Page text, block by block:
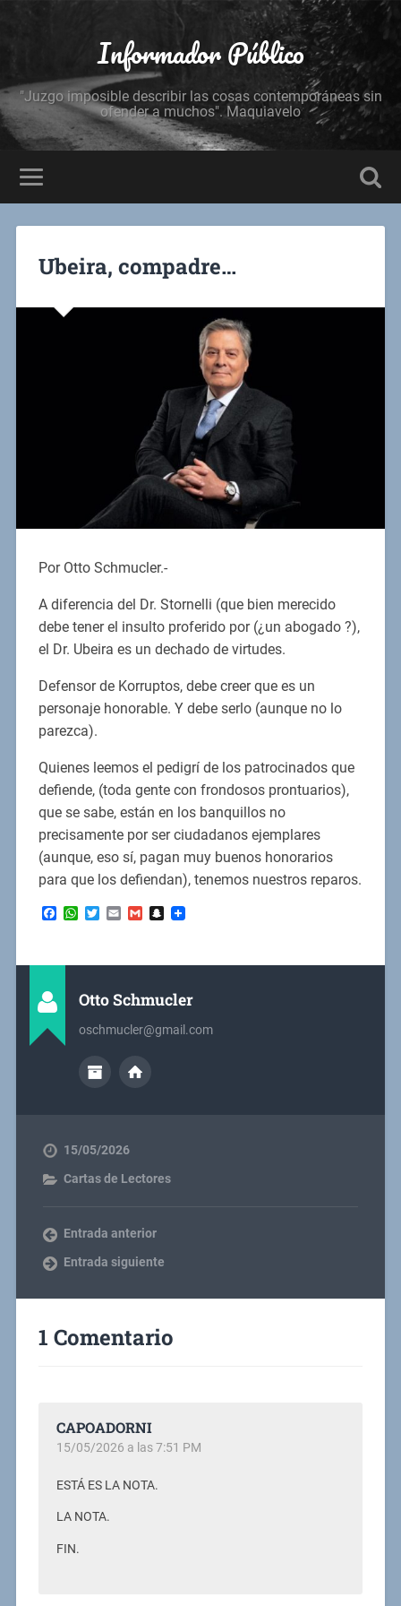
Informador Público
"Juzgo imposible describir las cosas contemporáneas sin
ofender a muchos". Maquiavelo
Ubeira, compadre…
Por Otto Schmucler.-
A diferencia del Dr. Stornelli (que bien merecido
debe tener el insulto proferido por (¿un abogado ?),
el Dr. Ubeira es un dechado de virtudes.
Defensor de Korruptos, debe creer que es un
personaje honorable. Y debe serlo (aunque no lo
parezca).
Quienes leemos el pedigrí de los patrocinados que
defiende, (toda gente con frondosos prontuarios),
que se sabe, están en los banquillos no
precisamente por ser ciudadanos ejemplares
(aunque, eso sí, pagan muy buenos honorarios
para que los defiendan), tenemos nuestros reparos.
Facebook
WhatsApp
TwitterEmailGmailSnapchat
Otto Schmucler
oschmucler@gmail.com
15/05/2026
Cartas de Lectores
Entrada anterior
Entrada siguiente
1 Comentario
CAPOADORNI
15/05/2026 a las 7:51 PM
ESTÁ ES LA NOTA.
LA NOTA.
FIN.